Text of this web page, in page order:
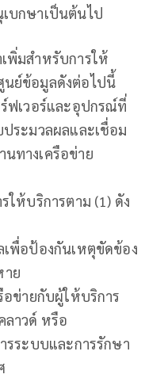
บกษาเป็นต้นไป
พิ่มสำหรับการให้
นย์ข้อมูลดังต่อไปนี้
ฟเวอร์และอุปกรณ์ที่
ประมวลผลและเชื่อม
ทางเครือข่าย
ให้บริการตาม (1) ดัง
เพื่อป้องกันเหตุขัดข้อง
าย
อข่ายกับผู้ให้บริการ
ลาวด์ หรือ
รระบบและการรักษา